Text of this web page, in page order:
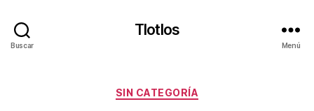
Buscar
Tlotlos
Menú
Categorías
SIN CATEGORÍA